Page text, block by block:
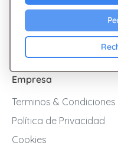
Ofertas
Cashback
Empresa
Terminos & Condiciones
Política de Privacidad
Cookies